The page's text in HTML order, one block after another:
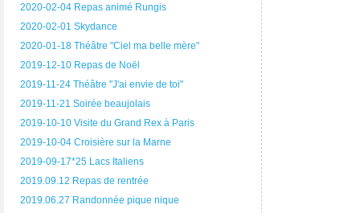
2020-02-04 Repas animé Rungis
2020-02-01 Skydance
2020-01-18 Théâtre "Ciel ma belle mère"
2019-12-10 Repas de Noël
2019-11-24 Théâtre "J'ai envie de toi"
2019-11-21 Soirée beaujolais
2019-10-10 Visite du Grand Rex à Paris
2019-10-04 Croisière sur la Marne
2019-09-17*25 Lacs Italiens
2019.09.12 Repas de rentrée
2019.06.27 Randonnée pique nique